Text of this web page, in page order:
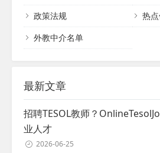
政策法规
热
外教中介名单
最新文章
招聘TESOL教师？
业人才
2026-06-25